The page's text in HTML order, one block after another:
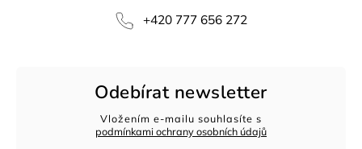
+420 777 656 272
Odebírat newsletter
Vložením e-mailu souhlasíte s
podmínkami ochrany osobních údajů